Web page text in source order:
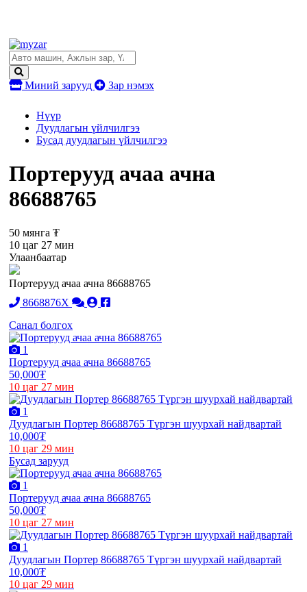
Миний зарууд Зар нэмэх
Нүүр
Дуудлагын үйлчилгээ
Бусад дуудлагын үйлчилгээ
Портерууд ачаа ачна
86688765
50 мянга ₮
10 цаг 27 мин
Улаанбаатар
Портерууд ачаа ачна 86688765
8668876X
Санал болгох
1
Портерууд ачаа ачна 86688765
50,000₮
10 цаг 27 мин
1
Дуудлагын Портер 86688765 Түргэн шуурхай найдвартай
10,000₮
10 цаг 29 мин
Бусад зарууд
1
Портерууд ачаа ачна 86688765
50,000₮
10 цаг 27 мин
1
Дуудлагын Портер 86688765 Түргэн шуурхай найдвартай
10,000₮
10 цаг 29 мин